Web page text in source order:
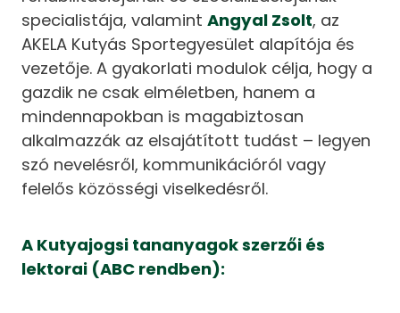
specialistája, valamintAngyal Zsolt, az
AKELA Kutyás Sportegyesület alapítója és
vezetője. A gyakorlati modulok célja, hogy a
gazdik ne csak elméletben, hanem a
mindennapokban is magabiztosan
alkalmazzák az elsajátított tudást – legyen
szó nevelésről, kommunikációról vagy
felelős közösségi viselkedésről.
A Kutyajogsi tananyagok szerzői és
lektorai (ABC rendben):